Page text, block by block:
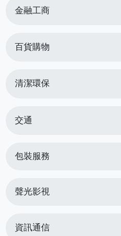
金融工商
百貨購物
清潔環保
交通
包裝服務
聲光影視
資訊通信